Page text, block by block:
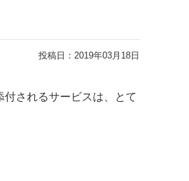
投稿日： 2019年03月18日
されるサービスは、とて